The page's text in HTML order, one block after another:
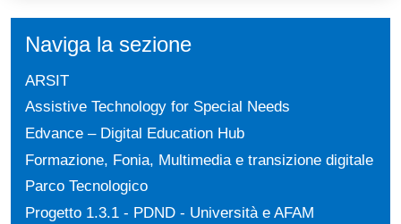
Naviga la sezione
ARSIT
Assistive Technology for Special Needs
Edvance – Digital Education Hub
Formazione, Fonia, Multimedia e transizione digitale
Parco Tecnologico
Progetto 1.3.1 - PDND - Università e AFAM